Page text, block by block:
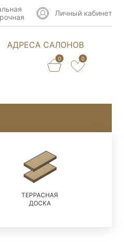
АДРЕСА САЛОНОВ
0 0
Личный кабинет
ТЕРРАСНАЯ
ДОСКА